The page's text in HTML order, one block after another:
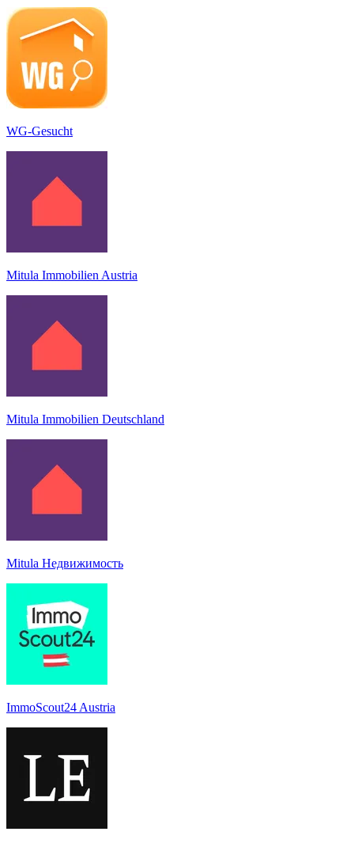
WG-Gesucht
Mitula Immobilien Austria
Mitula Immobilien Deutschland
Mitula Недвижимость
ImmoScout24 Austria